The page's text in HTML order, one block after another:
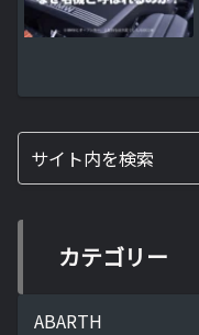
カテゴリー
ABARTH